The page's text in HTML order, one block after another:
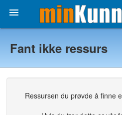

Fant ikke ressurs
Ressursen du prøvde å finne